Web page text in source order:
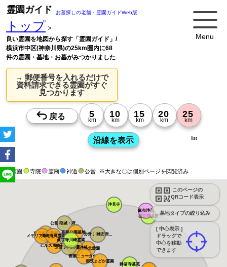
Menu
霊園ガイド お墓探しの老舗・霊園ガイドWeb版
トップ >
良い霊園を地図から探す「霊園ガイド」/
横浜市中区(神奈川県)の25km圏内に68
件の霊園・墓地・お墓がみつかりました
→ 郵便番号を入れるだけで
資料請求できる霊園がすぐ
見つかります
霊園 寺院 霊廟 神道 公営 ※大きな〇は個別ページを閲覧済み
このページの
QRコード表示
墓地タイプの絞り込み
[ 中心表示 ]
ドラッグで
中心を移動
できます
list
東京多摩霊園
メモリアルフォ...
浄見寺
徳玄寺墓所
公営 稲城・府...
麻布浄苑
都筑港北霊園
あざみ野浄苑
ヒルズ川崎聖地
川崎清風霊園
高級公園墓地 ...
静翁寺墓苑
公営 川崎市営...
公営 川崎市営...
青葉ニュータウ...
都筑まどか霊園
眞宗寺川崎霊園